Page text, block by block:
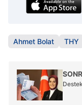
almak için lütfen
Ahmet Bolat THY